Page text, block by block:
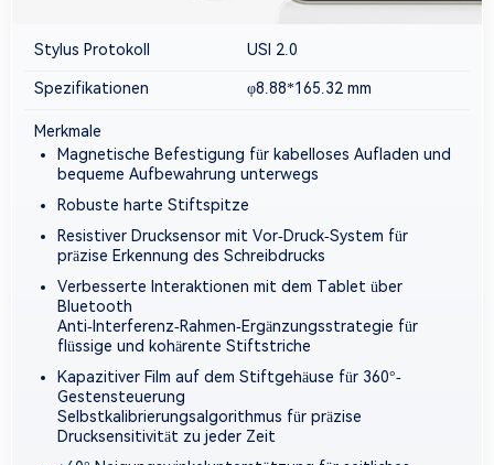
Stylus Protokoll USI 2.0
Spezifikationen φ8.88*165.32 mm
Merkmale
Magnetische Befestigung für kabelloses Aufladen und
bequeme Aufbewahrung unterwegs
Robuste harte Stiftspitze
Resistiver Drucksensor mit Vor-Druck-System für
präzise Erkennung des Schreibdrucks
Verbesserte Interaktionen mit dem Tablet über
Bluetooth
Anti-Interferenz-Rahmen-Ergänzungsstrategie für
flüssige und kohärente Stiftstriche
Kapazitiver Film auf dem Stiftgehäuse für 360°-
Gestensteuerung
Selbstkalibrierungsalgorithmus für präzise
Drucksensitivität zu jeder Zeit